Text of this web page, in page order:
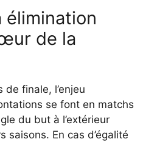
élimination
de la
finale, l’enjeu
se font en matchs
du but à l’extérieur
saisons. En cas d’égalité